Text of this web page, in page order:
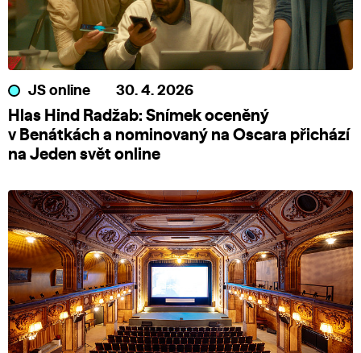
JS online 30. 4. 2026
Hlas Hind Radžab: Snímek oceněný
v Benátkách a nominovaný na Oscara přichází
na Jeden svět online